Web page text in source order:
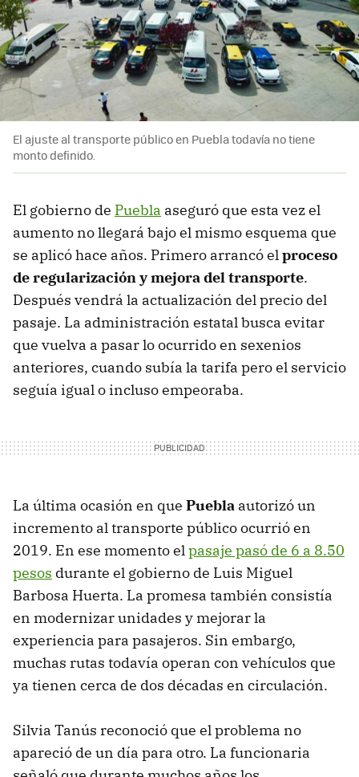
El ajuste al transporte público en Puebla todavía no tiene
monto definido.
El gobierno de Puebla aseguró que esta vez el
aumento no llegará bajo el mismo esquema que
se aplicó hace años. Primero arrancó elproceso
de regularización y mejora del transporte.
Después vendrá la actualización del precio del
pasaje. La administración estatal busca evitar
que vuelva a pasar lo ocurrido en sexenios
anteriores, cuando subía la tarifa pero el servicio
seguía igual o incluso empeoraba.
La última ocasión en que Puebla autorizó un
incremento al transporte público ocurrió en
2019. En ese momento elpasaje pasó de 6 a 8.50
pesos durante el gobierno de Luis Miguel
Barbosa Huerta. La promesa también consistía
en modernizar unidades y mejorar la
experiencia para pasajeros. Sin embargo,
muchas rutas todavía operan con vehículos que
ya tienen cerca de dos décadas en circulación.
Silvia Tanús reconoció que el problema no
apareció de un día para otro. La funcionaria